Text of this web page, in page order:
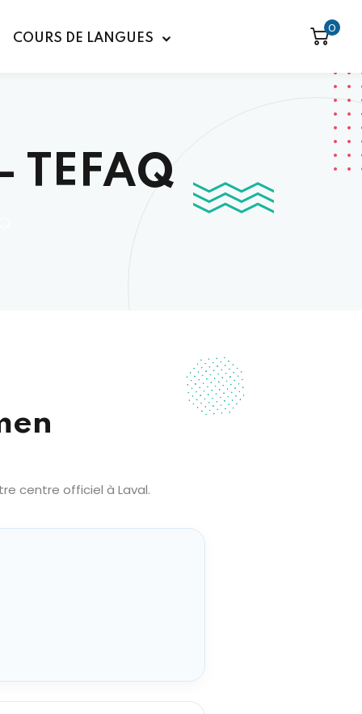
COURS DE LANGUES
0
TEFAQ
centre officiel à Laval.